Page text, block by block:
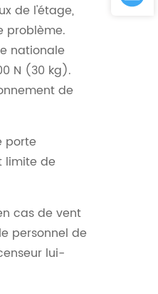
de l'étage,
problème.
nationale
N (30 kg).
de
porte
limite de
cas de vent
personnel de
lui-